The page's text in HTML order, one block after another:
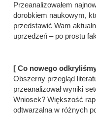
Przeanalizowałem
dorobkiem naukowym,
przedstawić Wam
uprzedzeń – po prostu
[ Co nowego
Obszerny przegląd
przeanalizował wyniki
Wniosek? Większość
odtwarzalna w różnych